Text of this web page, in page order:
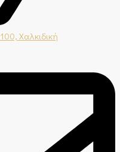
Χαλκιδική